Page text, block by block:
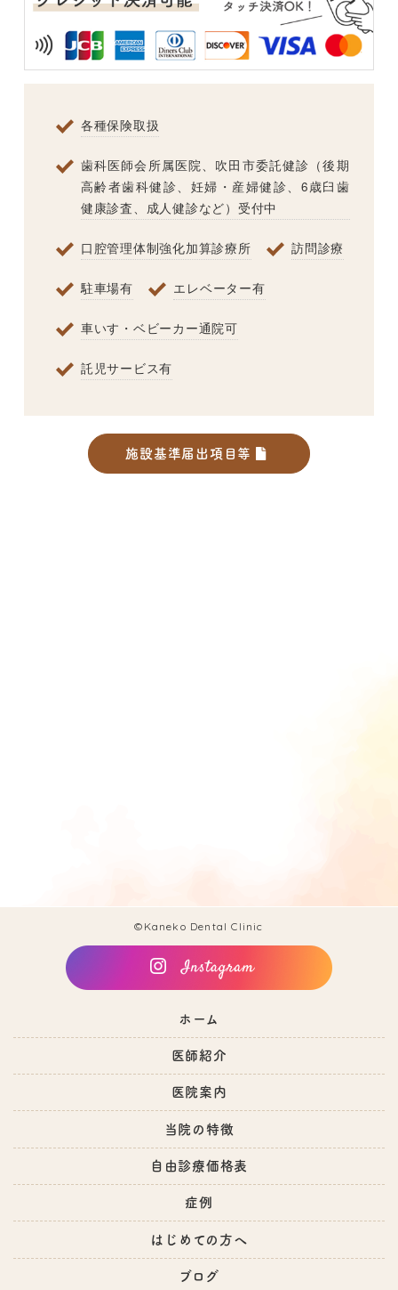
各種保険取扱
歯科医師会所属医院、吹田市委託健診（後期
高齢者歯科健診、妊婦・産婦健診、6歳臼歯
健康診査、成人健診など）受付中
口腔管理体制強化加算診療所 訪問診療
駐車場有 エレベーター有
車いす・ベビーカー通院可
託児サービス有
施設基準届出項目等
©Kaneko Dental Clinic
ホーム
医師紹介
医院案内
当院の特徴
自由診療価格表
症例
はじめての方へ
ブログ